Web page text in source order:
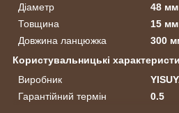
Діаметр
48 мм
Товщина
15 мм
Довжина ланцюжка
300
Користувальницькі
Виробник
Гарантійний термін
0.5